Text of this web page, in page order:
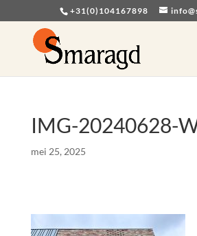
+31(0)104167898
IMG-20240628-
mei 25, 2025